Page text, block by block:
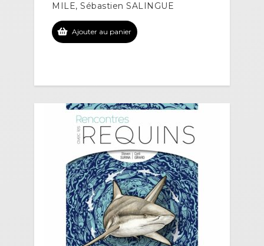
MILE, Sébastien SALINGUE
Ajouter au panier